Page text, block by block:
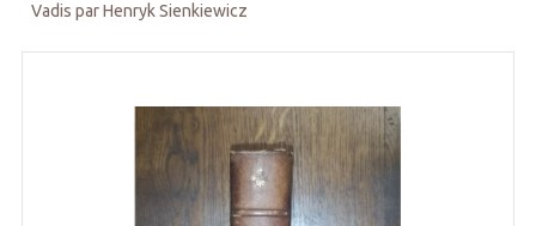
Vadis par Henryk Sienkiewicz